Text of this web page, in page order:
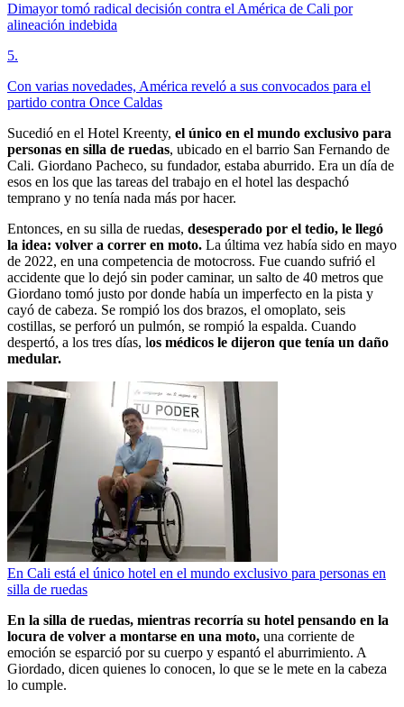
Dimayor tomó radical decisión contra el América de Cali por
alineación indebida
5.
Con varias novedades, América reveló a sus convocados para el
partido contra Once Caldas
Sucedió en el Hotel Kreenty, el único en el mundo exclusivo para
personas en silla de ruedas, ubicado en el barrio San Fernando de
Cali. Giordano Pacheco, su fundador, estaba aburrido. Era un día de
esos en los que las tareas del trabajo en el hotel las despachó
temprano y no tenía nada más por hacer.
Entonces, en su silla de ruedas, desesperado por el tedio, le llegó
la idea: volver a correr en moto. La última vez había sido en mayo
de 2022, en una competencia de motocross. Fue cuando sufrió el
accidente que lo dejó sin poder caminar, un salto de 40 metros que
Giordano tomó justo por donde había un imperfecto en la pista y
cayó de cabeza. Se rompió los dos brazos, el omoplato, seis
costillas, se perforó un pulmón, se rompió la espalda. Cuando
despertó, a los tres días, los médicos le dijeron que tenía un daño
medular.
En Cali está el único hotel en el mundo exclusivo para personas en
silla de ruedas
En la silla de ruedas, mientras recorría su hotel pensando en la
locura de volver a montarse en una moto, una corriente de
emoción se esparció por su cuerpo y espantó el aburrimiento. A
Giordado, dicen quienes lo conocen, lo que se le mete en la cabeza
lo cumple.